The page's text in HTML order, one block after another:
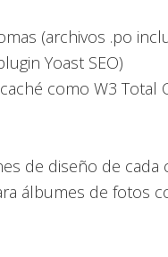
(archivos .po
Yoast SEO)
como W3 Total
de diseño de cada
álbumes de fotos